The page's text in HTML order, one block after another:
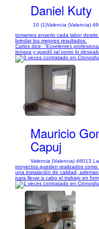
Daniel Kuty
10 (1)Valencia (Valencia)
tomamos enserio cada labor
brindar los mejores resultados.
Carlos dice: "Ecxelentes
terraza y quedó tal como lo
1/6
Mauricio
Capuj
Valencia (Valencia) 46013
proyectos queden realizados
una instalación de calidad,
para llevar a cabo el trabajo en